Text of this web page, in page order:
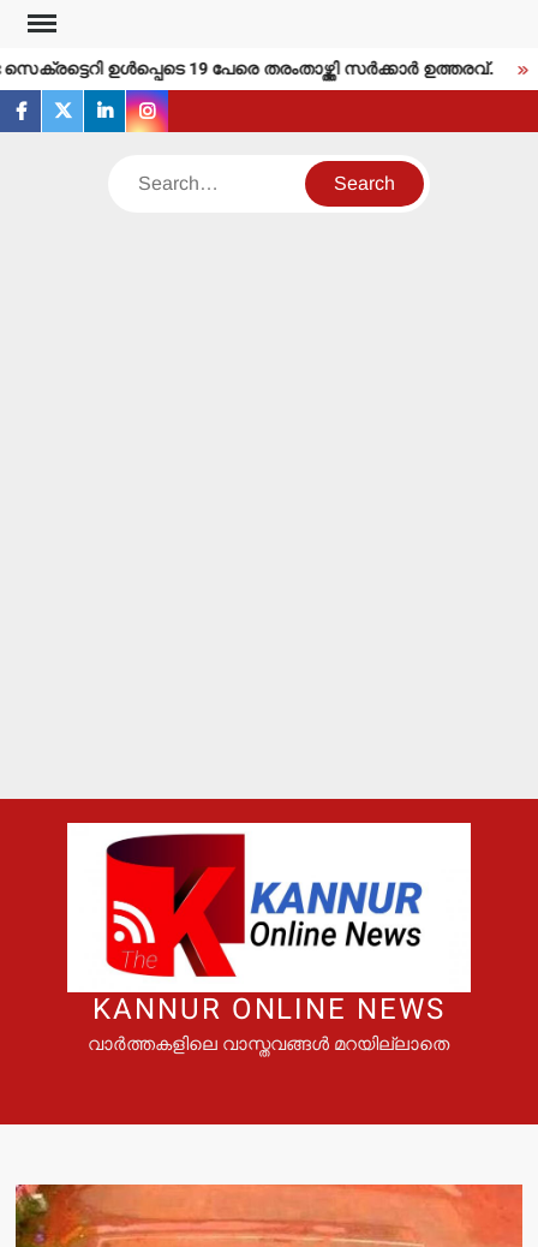
Skip
content
ഉള്‍പ്പെടെ 19 പേരെ തരംതാഴ്ത്തി സര്‍ക്കാര്‍ ഉത്തരവ്.
facebook
twitterlinkedininstagram
Search
KANNUR ONLINE NEWS
വാർത്തകളിലെ വാസ്തവങ്ങൾ മറയില്ലാതെ